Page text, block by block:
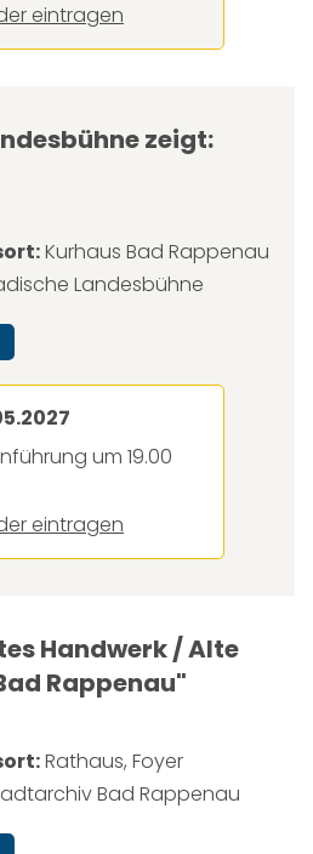
eintragen
zeigt:
Kurhaus Bad Rappenau
Landesbühne
um 19.00
eintragen
Handwerk / Alte
Rappenau"
Rathaus, Foyer
Bad Rappenau